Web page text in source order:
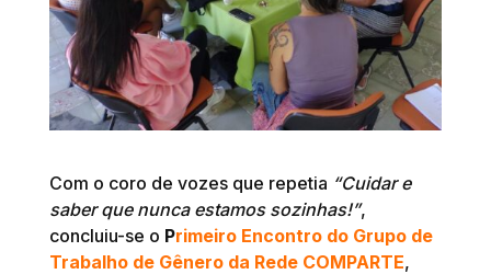
Com o coro de vozes que repetia “Cuidar e
saber que nunca estamos sozinhas!”,
concluiu-se o Primeiro Encontro do Grupo de
Trabalho de Gênero da Rede COMPARTE,